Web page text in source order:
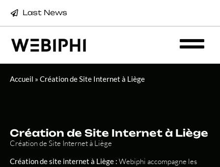
Last News
Accueil » Création de Site Internet à Liège
Création de Site Internet à Liège
Création de Site Internet à Liège
Création de site internet à Liège : Webiphi accompagne les